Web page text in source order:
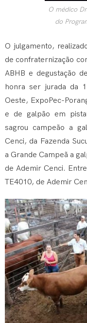
O médico
do
O julgamento,
de confraternização
ABHB e degustação
honra ser jurada da
Oeste, ExpoPec-
e de galpão em
sagrou campeão a
Cenci, da Fazenda
a Grande Campeã a
de Ademir Cenci.
TE4010, de Ademir